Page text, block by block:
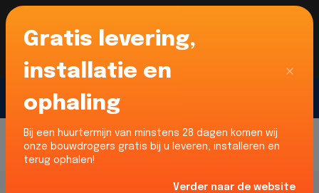
Voor onze Nederlandse klanten... Wij zijn maar
liefst 52% goedkoper dan verhuurders uit NL -
limburg en Noord-Brabant!
Gratis levering,
installatie en
ophaling
Bij een huurtermijn van minstens 28 dagen komen wij
onze bouwdrogers gratis bij u leveren, installeren en
terug ophalen!
Verder naar de website